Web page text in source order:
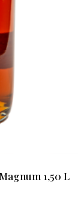
1,50 L